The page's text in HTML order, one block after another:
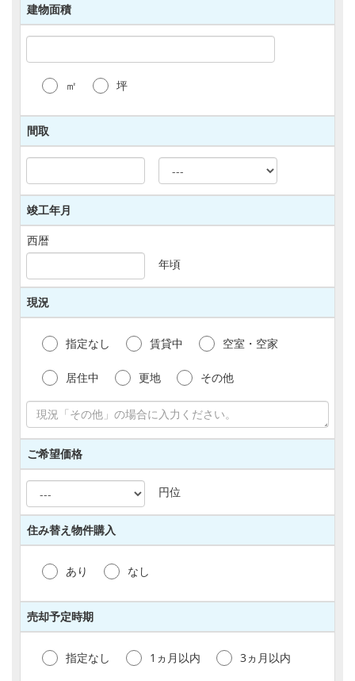
SSLを使用しております。
(4)個人情報保護に関する法令・ガイドラインを
1)当サイトでは、以下の各号に該当する場合を除
提供することはございません。 (1)法令により第
(2)裁判所や警察署等の公的機関からの要請に当
社が応じる場合。
保護のため必要があり、緊急時等お客様の同意を
2)「1.個人情報の利用目的」(1)に従って、契約管
理およびアフターサービスの実施のためお客様の
個人情報を契約の相手方や他の宅地建物取引業者
3)当サイトでは、個人情報を共同利用する必要が
生じる場合、個人情報保護に従って別途必要な措
置をとるものとします。
4)当サイトでは、お客様の個人情報について、個
人を特定できない形式で加工し統計データを作成
し、第三者に提供する場合がございます。
【個人情報の外部委託】
当サイトでは、個人情報を取扱う業務の一部また
は全部を外部委託する場合がございます。 この
場合、当社は当該委託先との間で必要な契約を締
結し、当該委託先に対して適切な管理・監督を行
います。
【免責事項】
1)当サイトのご利用上、お客様からお預かりする
っております。これらの項目をお客様がご入力さ
れない場合は、各種ご連絡・ご案内ができない
ございます。
建物面積
㎡ 坪
間取
竣工年月
西暦
年頃
現況
指定なし 賃貸中 空室・空家
居住中 更地 その他
ご希望価格
円位
住み替え物件購入
あり なし
売却予定時期
指定なし 1ヵ月以内 3ヵ月以内